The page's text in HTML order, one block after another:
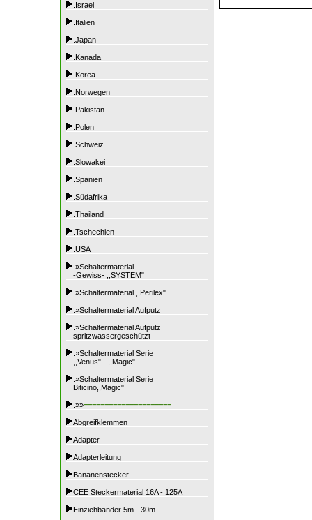
.Israel
.Italien
.Japan
.Kanada
.Korea
.Norwegen
.Pakistan
.Polen
.Schweiz
.Slowakei
.Spanien
.Südafrika
.Thailand
.Tschechien
.USA
.»Schaltermaterial
-Gewiss- ,,SYSTEM"
.»Schaltermaterial ,,Perilex"
.»Schaltermaterial Aufputz
.»Schaltermaterial Aufputz
spritzwassergeschützt
.»Schaltermaterial Serie
,,Venus" - ,,Magic"
.»Schaltermaterial Serie
Biticino,,Magic"
.»»=====================
Abgreifklemmen
Adapter
Adapterleitung
Bananenstecker
CEE Steckermaterial 16A - 125A
Einziehbänder 5m - 30m